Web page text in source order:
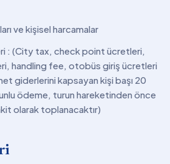
ve kişisel harcamalar
: (City tax, check point ücretleri,
handling fee, otobüs giriş ücretleri
giderlerini kapsayan kişi başı 20
ödeme, turun hareketinden önce
olarak toplanacaktır)